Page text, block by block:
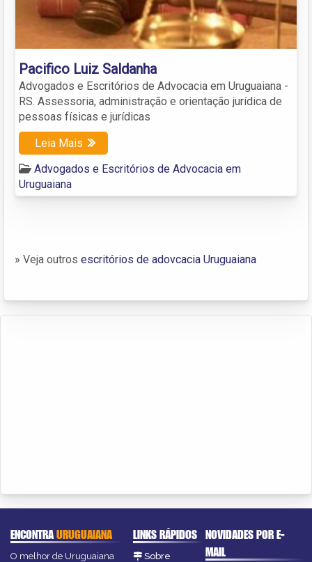
Pacifico Luiz Saldanha
Advogados e Escritórios de Advocacia em Uruguaiana -
RS. Assessoria, administração e orientação jurídica de
pessoas físicas e jurídicas
Leia Mais
Advogados e Escritórios de Advocacia em
Uruguaiana
» Veja outros escritórios de adovcacia Uruguaiana
ENCONTRAURUGUAIANA
O melhor de Uruguaiana
LINKS RÁPIDOS
Sobre
NOVIDADES POR E-
MAIL